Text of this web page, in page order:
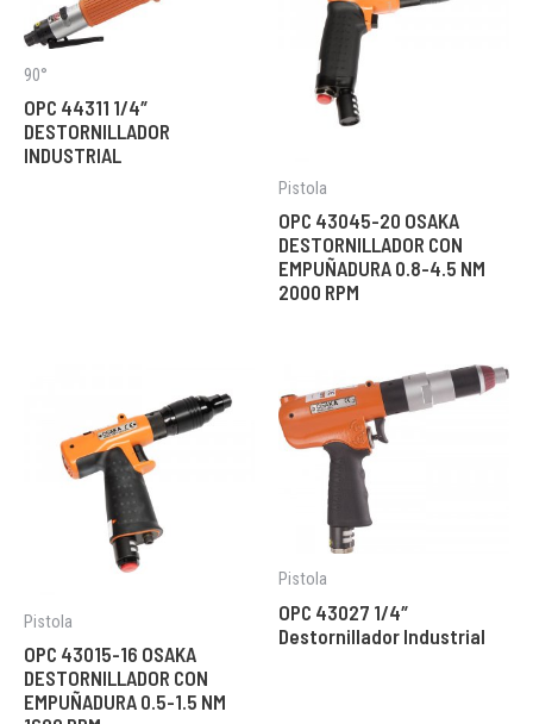
90°
OPC 44311 1/4″
DESTORNILLADOR
INDUSTRIAL
Pistola
OPC 43045-20 OSAKA
DESTORNILLADOR CON
EMPUÑADURA 0.8-4.5 NM
2000 RPM
Pistola
OPC 43015-16 OSAKA
DESTORNILLADOR CON
EMPUÑADURA 0.5-1.5 NM
Pistola
OPC 43027 1/4″
Destornillador Industrial